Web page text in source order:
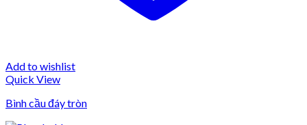
Add to wishlist
Quick View
Bình cầu đáy tròn